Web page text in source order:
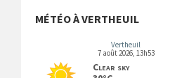
MÉTÉO À VERTHEUIL
Vertheuil
7 août 2026, 13h53
Clear sky